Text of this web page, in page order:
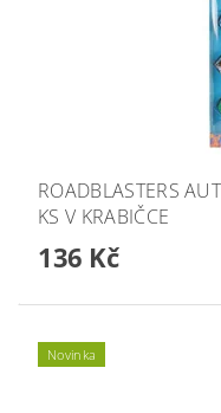
ROADBLASTERS
KS V KRABIČCE
136 Kč
Novinka